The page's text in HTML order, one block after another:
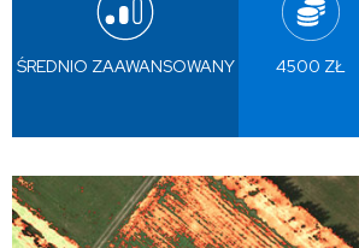
ŚREDNIO ZAAWANSOWANY 4500 ZŁ